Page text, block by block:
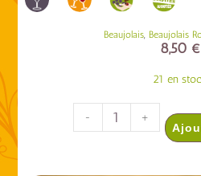
Beaujolais, Beaujolais
8,50 €
21 en
- +